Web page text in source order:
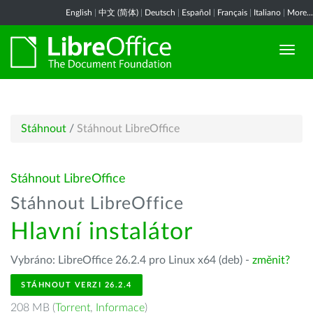
English 中文 (简体) Deutsch Español Français Italiano More...
Stáhnout / Stáhnout LibreOffice
Stáhnout LibreOffice
Stáhnout LibreOffice
Hlavní instalátor
Vybráno: LibreOffice 26.2.4 pro Linux x64 (deb) - změnit?
STÁHNOUT VERZI 26.2.4
208 MB (Torrent, Informace)